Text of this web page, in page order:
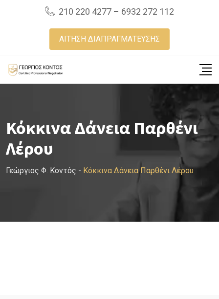
210 220 4277 – 6932 272 112
ΑΙΤΗΣΗ ΔΙΑΠΡΑΓΜΑΤΕΥΣΗΣ
Κόκκινα Δάνεια Παρθένι
Λέρου
Γεώργιος Φ. Κοντός - Κόκκινα Δάνεια Παρθένι Λέρου